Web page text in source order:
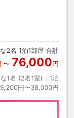
2名 1泊1部屋 合計
〜 76,000円
1名 (2名1室)｜ 1泊
円〜38,000円